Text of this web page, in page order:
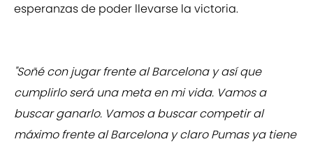
esperanzas de poder llevarse la victoria.
"Soñé con jugar frente al Barcelona y así que
cumplirlo será una meta en mi vida. Vamos a
buscar ganarlo. Vamos a buscar competir al
máximo frente al Barcelona y claro Pumas ya tiene